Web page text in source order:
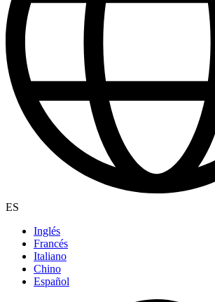
ES
Inglés
Francés
Italiano
Chino
Español